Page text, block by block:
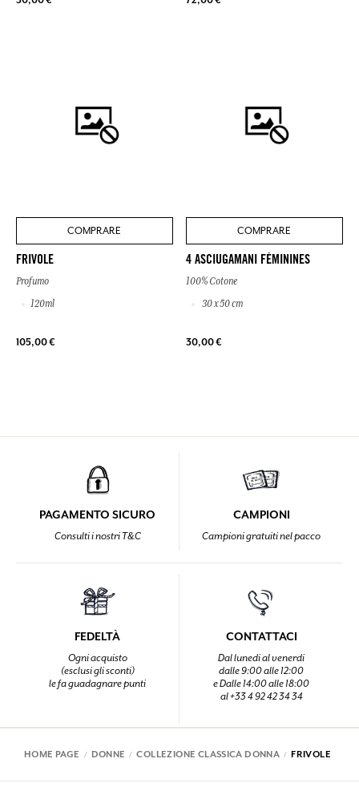
COMPRARE
FRIVOLE
Profumo
120ml
105,00 €
COMPRARE
4 ASCIUGAMANI FÉMININES
100% Cotone
30 x 50 cm
30,00 €
PAGAMENTO SICURO
Consulti i nostri T&C
CAMPIONI
Campioni gratuiti nel pacco
FEDELTÀ
Ogni acquisto
(esclusi gli sconti)
le fa guadagnare punti
CONTATTACI
Dal lunedi al venerdi
dalle 9:00 alle 12:00
e Dalle 14:00 alle 18:00
al +33 4 92 42 34 34
HOME PAGE DONNE COLLEZIONE CLASSICA DONNA FRIVOLE